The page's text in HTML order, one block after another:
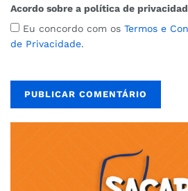
Acordo sobre a política de
Eu concordo com os Termos e
de Privacidade.